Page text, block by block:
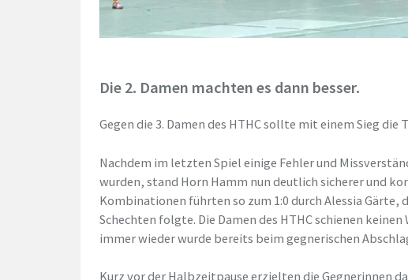
Die 2. Damen machten es dann besser.
Gegen die 3. Damen des HTHC sollte mit einem Sieg
Nachdem im letzten Spiel einige Fehler und
wurden, stand Horn Hamm nun deutlich sicherer und
Kombinationen führten so zum 1:0 durch Alessia Gärte,
Schechten folgte. Die Damen des HTHC schienen
immer wieder wurde bereits beim gegnerischen
Kurz vor der Halbzeitpause erzielten die Gegnerinnen